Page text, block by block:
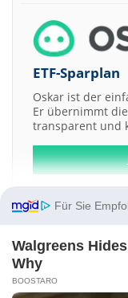
ETF-Sparplan
Oskar ist der
Er übernimmt
transparent und
Aktien ATX DAX
Für Sie
Walgreens
Why
BOOSTARO